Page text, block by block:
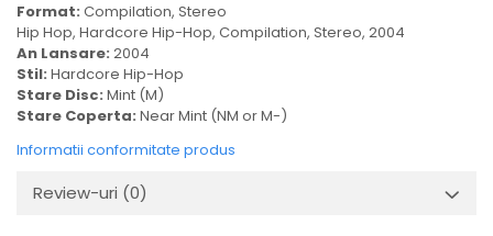
Format: Compilation, Stereo
Hip Hop, Hardcore Hip-Hop, Compilation, Stereo, 2004
An Lansare: 2004
Stil: Hardcore Hip-Hop
Stare Disc: Mint (M)
Stare Coperta: Near Mint (NM or M-)
Informatii conformitate produs
Review-uri (0)